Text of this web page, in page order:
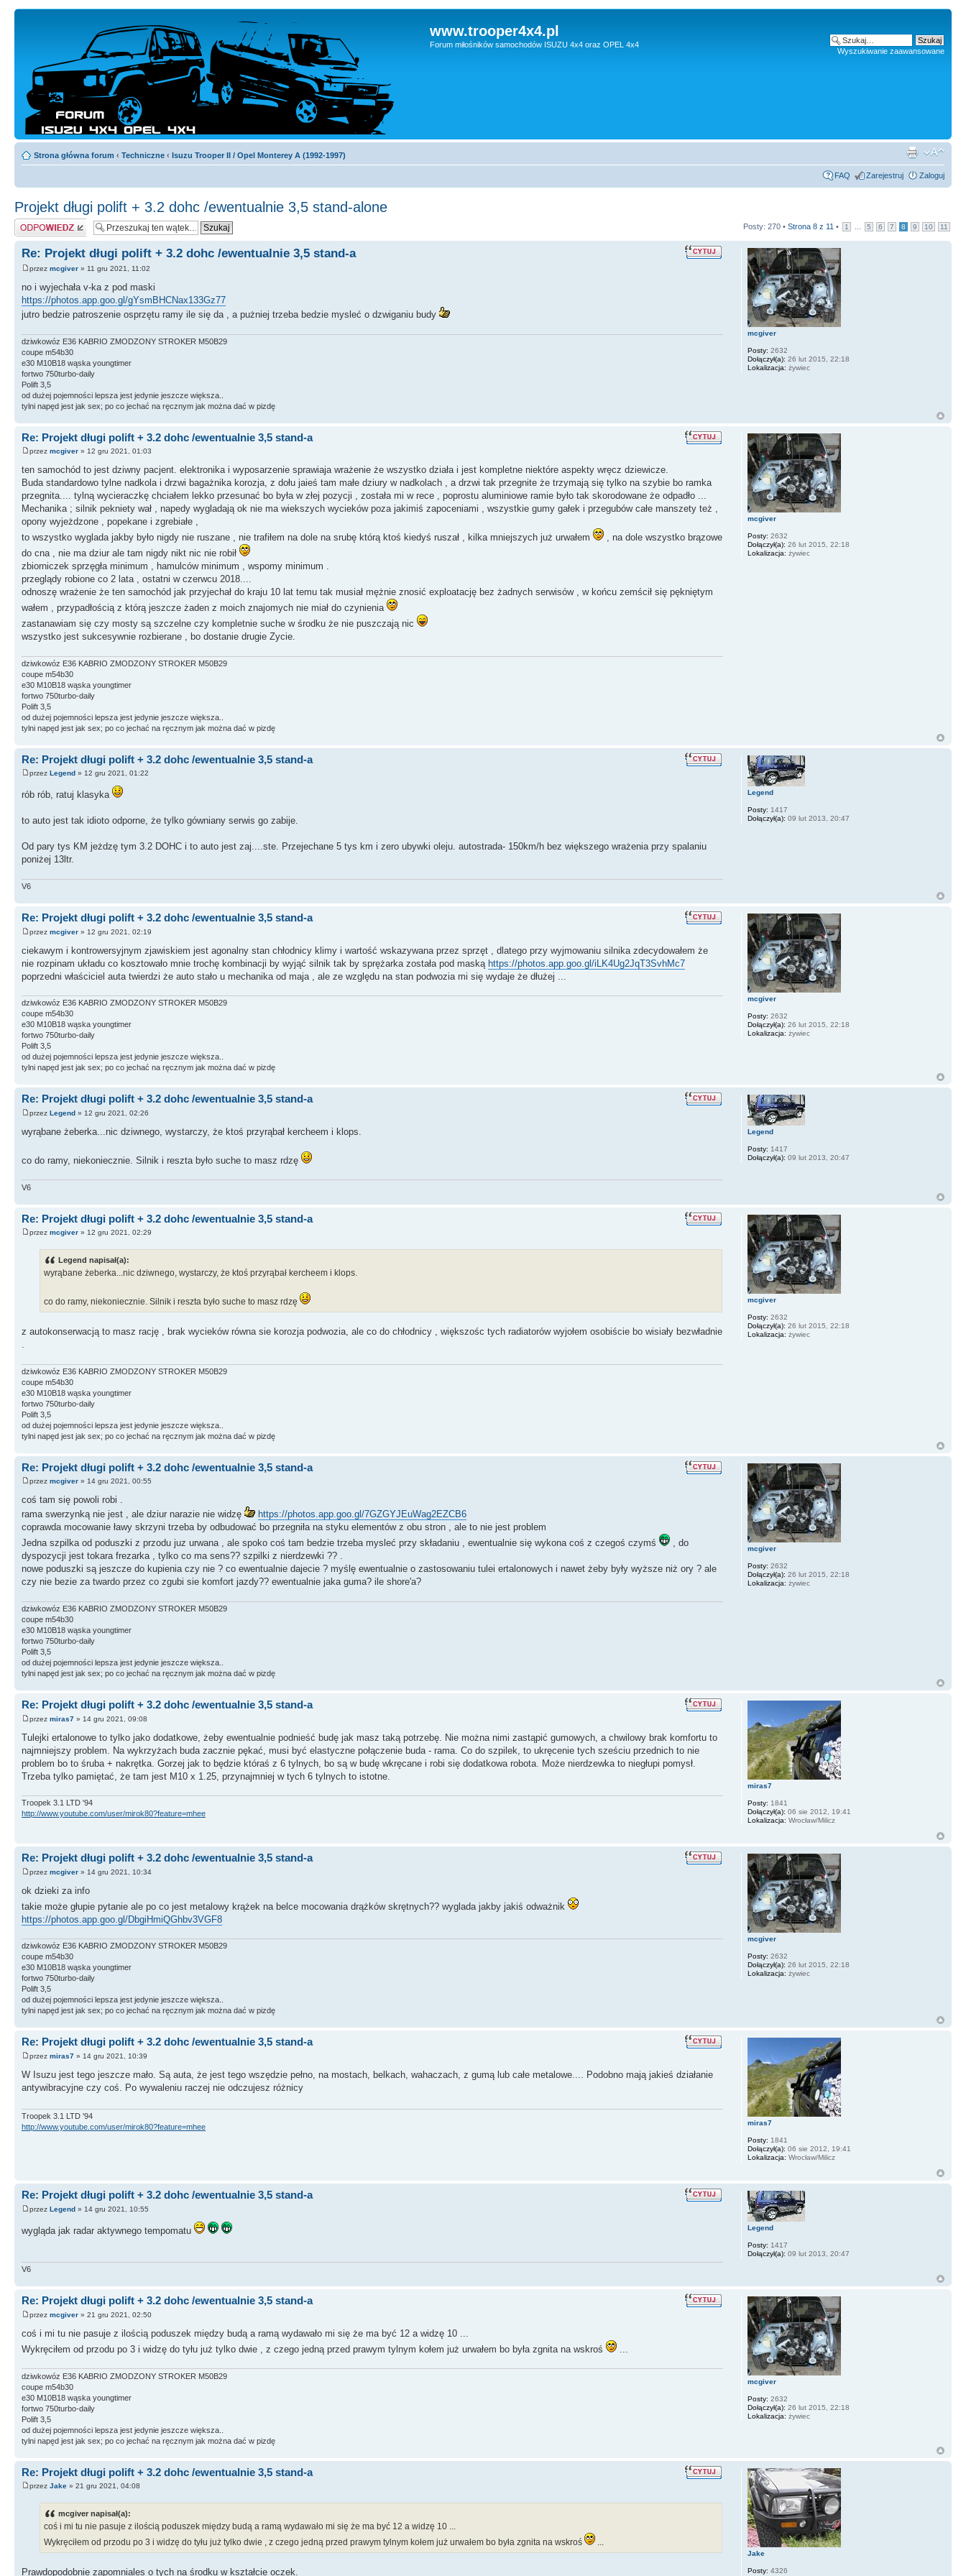
www.trooper4x4.pl
Forum miłośników samochodów ISUZU 4x4 oraz OPEL 4x4
Wyszukiwanie zaawansowane
Strona główna forum ‹ Techniczne ‹ Isuzu Trooper II / Opel Monterey A (1992-1997)
FAQ Zarejestruj Zaloguj
Projekt długi polift + 3.2 dohc /ewentualnie 3,5 stand-alone
Odpowiedz Posty: 270 • Strona 8 z 11 • 1 5 6 7 8 9 10 11
Re: Projekt długi polift + 3.2 dohc /ewentualnie 3,5 stand-a
przez mcgiver » 11 gru 2021, 11:02
no i wyjechała v-ka z pod maski
https://photos.app.goo.gl/gYsmBHCNax133Gz77
jutro bedzie patroszenie osprzętu ramy ile się da , a pużniej trzeba bedzie mysleć o dzwiganiu budy
dziwkowóz E36 KABRIO ZMODZONY STROKER M50B29
coupe m54b30
e30 M10B18 wąska youngtimer
fortwo 750turbo-daily
Polift 3,5
od dużej pojemności lepsza jest jedynie jeszcze większa..
tylni napęd jest jak sex; po co jechać na ręcznym jak można dać w pizdę
mcgiver
Posty: 2632
Dołączył(a): 26 lut 2015, 22:18
Lokalizacja: żywiec
Re: Projekt długi polift + 3.2 dohc /ewentualnie 3,5 stand-a
przez mcgiver » 12 gru 2021, 01:03
ten samochód to jest dziwny pacjent. elektronika i wyposarzenie sprawiaja wrażenie że wszystko działa i jest kompletne niektóre aspekty wręcz dziewicze.
Buda standardowo tylne nadkola i drzwi bagażnika korozja, z dołu jaieś tam małe dziury w nadkolach , a drzwi tak przegnite że trzymają się tylko na szybie bo ramka
przegnita.... tylną wycieraczkę chciałem lekko przesunać bo była w złej pozycji , została mi w rece , poprostu aluminiowe ramie było tak skorodowane że odpadło ...
Mechanika ; silnik pekniety wał , napedy wygladają ok nie ma wiekszych wycieków poza jakimiś zapoceniami , wszystkie gumy gałek i przegubów całe manszety też ,
opony wyjeżdzone , popekane i zgrebiałe ,
to wszystko wyglada jakby było nigdy nie ruszane , nie trafiłem na dole na srubę którą ktoś kiedyś ruszał , kilka mniejszych już urwałem
, na dole wszystko brązowe
do cna , nie ma dziur ale tam nigdy nikt nic nie robił
zbiorniczek sprzęgła minimum , hamulców minimum , wspomy minimum .
przeglądy robione co 2 lata , ostatni w czerwcu 2018....
odnoszę wrażenie że ten samochód jak przyjechał do kraju 10 lat temu tak musiał mężnie znosić exploatację bez żadnych serwisów , w końcu zemścił się pękniętym
wałem , przypadłością z którą jeszcze żaden z moich znajomych nie miał do czynienia
zastanawiam się czy mosty są szczelne czy kompletnie suche w środku że nie puszczają nic
wszystko jest sukcesywnie rozbierane , bo dostanie drugie Zycie.
dziwkowóz E36 KABRIO ZMODZONY STROKER M50B29
coupe m54b30
e30 M10B18 wąska youngtimer
fortwo 750turbo-daily
Polift 3,5
od dużej pojemności lepsza jest jedynie jeszcze większa..
tylni napęd jest jak sex; po co jechać na ręcznym jak można dać w pizdę
mcgiver
Posty: 2632
Dołączył(a): 26 lut 2015, 22:18
Lokalizacja: żywiec
Re: Projekt długi polift + 3.2 dohc /ewentualnie 3,5 stand-a
przez Legend » 12 gru 2021, 01:22
rób rób, ratuj klasyka
to auto jest tak idioto odporne, że tylko gówniany serwis go zabije.
Od pary tys KM jeżdzę tym 3.2 DOHC i to auto jest zaj....ste. Przejechane 5 tys km i zero ubywki oleju. autostrada- 150km/h bez większego wrażenia przy spalaniu
poniżej 13ltr.
V6
Legend
Posty: 1417
Dołączył(a): 09 lut 2013, 20:47
Re: Projekt długi polift + 3.2 dohc /ewentualnie 3,5 stand-a
przez mcgiver » 12 gru 2021, 02:19
ciekawym i kontrowersyjnym zjawiskiem jest agonalny stan chłodnicy klimy i wartość wskazywana przez sprzęt , dlatego przy wyjmowaniu silnika zdecydowałem że
nie rozpinam układu co kosztowało mnie trochę kombinacji by wyjąć silnik tak by sprężarka została pod maską https://photos.app.goo.gl/iLK4Ug2JqT3SvhMc7
poprzedni właściciel auta twierdzi że auto stało u mechanika od maja , ale ze względu na stan podwozia mi się wydaje że dłużej ...
dziwkowóz E36 KABRIO ZMODZONY STROKER M50B29
coupe m54b30
e30 M10B18 wąska youngtimer
fortwo 750turbo-daily
Polift 3,5
od dużej pojemności lepsza jest jedynie jeszcze większa..
tylni napęd jest jak sex; po co jechać na ręcznym jak można dać w pizdę
mcgiver
Posty: 2632
Dołączył(a): 26 lut 2015, 22:18
Lokalizacja: żywiec
Re: Projekt długi polift + 3.2 dohc /ewentualnie 3,5 stand-a
przez Legend » 12 gru 2021, 02:26
wyrąbane żeberka...nic dziwnego, wystarczy, że ktoś przyrąbał kercheem i klops.
co do ramy, niekoniecznie. Silnik i reszta było suche to masz rdzę
V6
Legend
Posty: 1417
Dołączył(a): 09 lut 2013, 20:47
Re: Projekt długi polift + 3.2 dohc /ewentualnie 3,5 stand-a
przez mcgiver » 12 gru 2021, 02:29
Legend napisał(a):
wyrąbane żeberka...nic dziwnego, wystarczy, że ktoś przyrąbał kercheem i klops.
co do ramy, niekoniecznie. Silnik i reszta było suche to masz rdzę
z autokonserwacją to masz rację , brak wycieków równa sie korozja podwozia, ale co do chłodnicy , większośc tych radiatorów wyjołem osobiście bo wisiały bezwładnie
.
dziwkowóz E36 KABRIO ZMODZONY STROKER M50B29
coupe m54b30
e30 M10B18 wąska youngtimer
fortwo 750turbo-daily
Polift 3,5
od dużej pojemności lepsza jest jedynie jeszcze większa..
tylni napęd jest jak sex; po co jechać na ręcznym jak można dać w pizdę
mcgiver
Posty: 2632
Dołączył(a): 26 lut 2015, 22:18
Lokalizacja: żywiec
Re: Projekt długi polift + 3.2 dohc /ewentualnie 3,5 stand-a
przez mcgiver » 14 gru 2021, 00:55
coś tam się powoli robi .
rama swerzynką nie jest , ale dziur narazie nie widzę
https://photos.app.goo.gl/7GZGYJEuWag2EZCB6
coprawda mocowanie ławy skrzyni trzeba by odbudować bo przegniła na styku elementów z obu stron , ale to nie jest problem
Jedna szpilka od poduszki z przodu juz urwana , ale spoko coś tam bedzie trzeba mysleć przy składaniu , ewentualnie się wykona coś z czegoś czymś
, do
dyspozycji jest tokara frezarka , tylko co ma sens?? szpilki z nierdzewki ?? .
nowe poduszki są jeszcze do kupienia czy nie ? co ewentualnie dajecie ? myślę ewentualnie o zastosowaniu tulei ertalonowych i nawet żeby były wyższe niż ory ? ale
czy nie bezie za twardo przez co zgubi sie komfort jazdy?? ewentualnie jaka guma? ile shore'a?
dziwkowóz E36 KABRIO ZMODZONY STROKER M50B29
coupe m54b30
e30 M10B18 wąska youngtimer
fortwo 750turbo-daily
Polift 3,5
od dużej pojemności lepsza jest jedynie jeszcze większa..
tylni napęd jest jak sex; po co jechać na ręcznym jak można dać w pizdę
mcgiver
Posty: 2632
Dołączył(a): 26 lut 2015, 22:18
Lokalizacja: żywiec
Re: Projekt długi polift + 3.2 dohc /ewentualnie 3,5 stand-a
przez miras7 » 14 gru 2021, 09:08
Tulejki ertalonowe to tylko jako dodatkowe, żeby ewentualnie podnieść budę jak masz taką potrzebę. Nie można nimi zastąpić gumowych, a chwilowy brak komfortu to
najmniejszy problem. Na wykrzyżach buda zacznie pękać, musi być elastyczne połączenie buda - rama. Co do szpilek, to ukręcenie tych sześciu przednich to nie
problem bo to śruba + nakrętka. Gorzej jak to będzie któraś z 6 tylnych, bo są w budę wkręcane i robi się dodatkowa robota. Może nierdzewka to niegłupi pomysł.
Trzeba tylko pamiętać, że tam jest M10 x 1.25, przynajmniej w tych 6 tylnych to istotne.
Troopek 3.1 LTD '94
http://www.youtube.com/user/mirok80?feature=mhee
miras7
Posty: 1841
Dołączył(a): 06 sie 2012, 19:41
Lokalizacja: Wrocław/Milicz
Re: Projekt długi polift + 3.2 dohc /ewentualnie 3,5 stand-a
przez mcgiver » 14 gru 2021, 10:34
ok dzieki za info
takie może głupie pytanie ale po co jest metalowy krążek na belce mocowania drążków skrętnych?? wyglada jakby jakiś odważnik
https://photos.app.goo.gl/DbgiHmiQGhbv3VGF8
dziwkowóz E36 KABRIO ZMODZONY STROKER M50B29
coupe m54b30
e30 M10B18 wąska youngtimer
fortwo 750turbo-daily
Polift 3,5
od dużej pojemności lepsza jest jedynie jeszcze większa..
tylni napęd jest jak sex; po co jechać na ręcznym jak można dać w pizdę
mcgiver
Posty: 2632
Dołączył(a): 26 lut 2015, 22:18
Lokalizacja: żywiec
Re: Projekt długi polift + 3.2 dohc /ewentualnie 3,5 stand-a
przez miras7 » 14 gru 2021, 10:39
W Isuzu jest tego jeszcze mało. Są auta, że jest tego wszędzie pełno, na mostach, belkach, wahaczach, z gumą lub całe metalowe.... Podobno mają jakieś działanie
antywibracyjne czy coś. Po wywaleniu raczej nie odczujesz różnicy
Troopek 3.1 LTD '94
http://www.youtube.com/user/mirok80?feature=mhee
miras7
Posty: 1841
Dołączył(a): 06 sie 2012, 19:41
Lokalizacja: Wrocław/Milicz
Re: Projekt długi polift + 3.2 dohc /ewentualnie 3,5 stand-a
przez Legend » 14 gru 2021, 10:55
wygląda jak radar aktywnego tempomatu
V6
Legend
Posty: 1417
Dołączył(a): 09 lut 2013, 20:47
Re: Projekt długi polift + 3.2 dohc /ewentualnie 3,5 stand-a
przez mcgiver » 21 gru 2021, 02:50
coś i mi tu nie pasuje z ilością poduszek między budą a ramą wydawało mi się że ma być 12 a widzę 10 ...
Wykręciłem od przodu po 3 i widzę do tyłu już tylko dwie , z czego jedną przed prawym tylnym kołem już urwałem bo była zgnita na wskroś
dziwkowóz E36 KABRIO ZMODZONY STROKER M50B29
coupe m54b30
e30 M10B18 wąska youngtimer
fortwo 750turbo-daily
Polift 3,5
od dużej pojemności lepsza jest jedynie jeszcze większa..
tylni napęd jest jak sex; po co jechać na ręcznym jak można dać w pizdę
mcgiver
Posty: 2632
Dołączył(a): 26 lut 2015, 22:18
Lokalizacja: żywiec
Re: Projekt długi polift + 3.2 dohc /ewentualnie 3,5 stand-a
przez Jake » 21 gru 2021, 04:08
mcgiver napisał(a):
coś i mi tu nie pasuje z ilością poduszek między budą a ramą wydawało mi się że ma być 12 a widzę 10 ...
Wykręciłem od przodu po 3 i widzę do tyłu już tylko dwie , z czego jedną przed prawym tylnym kołem już urwałem bo była zgnita na wskroś
...
Prawdopodobnie zapomniales o tych na środku w kształcie oczek.
Jake
Posty: 4326